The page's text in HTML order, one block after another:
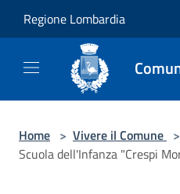
Regione Lombardia
Home > Vivere il Comune >
Scuola dell'Infanza "Crespi